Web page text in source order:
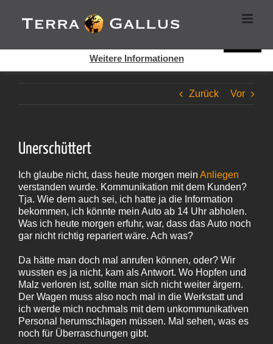
Inhalt
springen
Zurück Vor
Unerschüttert
Ich glaube nicht, dass heute morgen mein Anliegen
verstanden wurde. Kommunikation mit dem Kunden?
Tja. Wie dem auch sei, ich hatte ja die Information
bekommen, ich könnte mein Auto ab 14 Uhr abholen.
Was ich heute morgen erfuhr, war, dass das Auto noch
gar nicht richtig repariert wäre. Ach was?
Da hätte man doch mal anrufen können, oder? Wir
wussten es ja nicht, kam als Antwort. Wo Hopfen und
Malz verloren ist, sollte man sich nicht weiter ärgern.
Der Wagen muss also noch mal in die Werkstatt und
ich werde mich nochmals mit dem unkommunikativen
Personal herumschlagen müssen. Mal sehen, was es
noch für Überraschungen gibt.
Cookies helfen auf auf dieser Seite bei der Bereitstellung der
Dienste. Durch die Nutzung dieser Webseite erklären Sie sich
Weitere Informationen